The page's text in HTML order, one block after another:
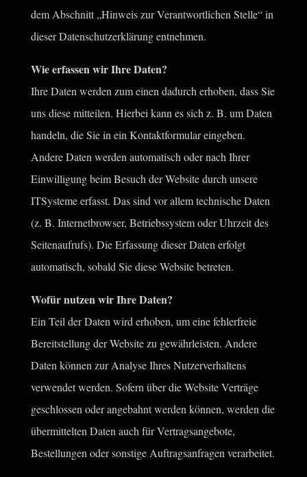
dem Abschnitt „Hinweis zur Verantwortlichen Stelle“ in
dieser Datenschutzerklärung entnehmen.
Wie erfassen wir Ihre Daten?
Ihre Daten werden zum einen dadurch erhoben, dass Sie
uns diese mitteilen. Hierbei kann es sich z. B. um Daten
handeln, die Sie in ein Kontaktformular eingeben.
Andere Daten werden automatisch oder nach Ihrer
Einwilligung beim Besuch der Website durch unsere
ITSysteme erfasst. Das sind vor allem technische Daten
(z. B. Internetbrowser, Betriebssystem oder Uhrzeit des
Seitenaufrufs). Die Erfassung dieser Daten erfolgt
automatisch, sobald Sie diese Website betreten.
Wofür nutzen wir Ihre Daten?
Ein Teil der Daten wird erhoben, um eine fehlerfreie
Bereitstellung der Website zu gewährleisten. Andere
Daten können zur Analyse Ihres Nutzerverhaltens
verwendet werden. Sofern über die Website Verträge
geschlossen oder angebahnt werden können, werden die
übermittelten Daten auch für Vertragsangebote,
Bestellungen oder sonstige Auftragsanfragen verarbeitet.